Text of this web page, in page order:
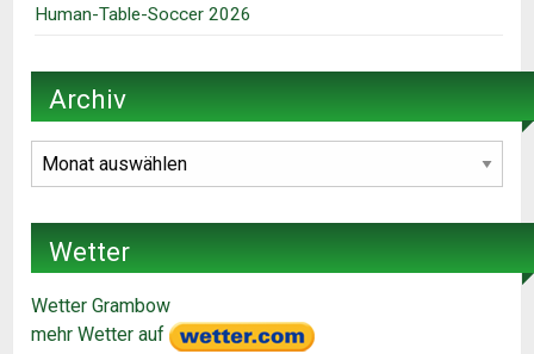
Human-Table-Soccer 2026
Archiv
Archiv
Wetter
Wetter Grambow
mehr Wetter auf